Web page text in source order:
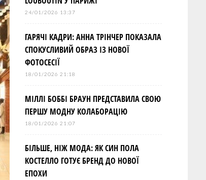
24/01/2026 13:37
ГАРЯЧІ КАДРИ: АННА ТРІНЧЕР ПОКАЗАЛА
СПОКУСЛИВИЙ ОБРАЗ ІЗ НОВОЇ
ФОТОСЕСІЇ
18/01/2026 21:18
МІЛЛІ БОББІ БРАУН ПРЕДСТАВИЛА СВОЮ
ПЕРШУ МОДНУ КОЛАБОРАЦІЮ
18/01/2026 21:07
БІЛЬШЕ, НІЖ МОДА: ЯК СИН ПОЛА
КОСТЕЛЛО ГОТУЄ БРЕНД ДО НОВОЇ
ЕПОХИ